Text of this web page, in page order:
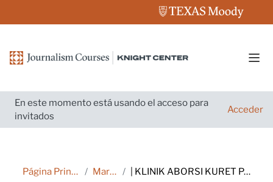
En este momento está usando el acceso para
invitados
Acceder
Página Principal Marcas | KLINIK ABORSI KURET PADANG